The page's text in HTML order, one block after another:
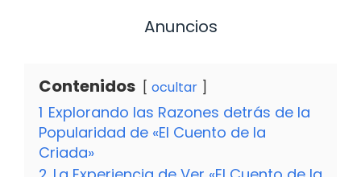
Anuncios
Contenidos ocultar
1 Explorando las Razones detrás de la
Popularidad de «El Cuento de la
Criada»